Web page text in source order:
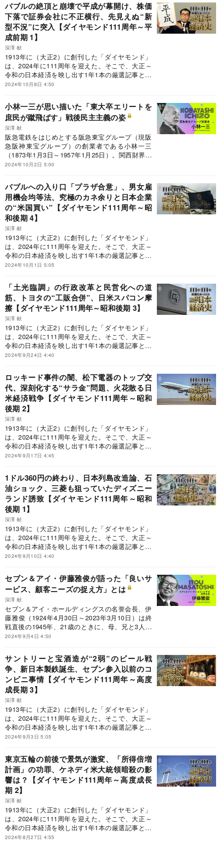
バブルの絶頂と崩壊で平成が幕開け、株価
下落で証券会社に不正横行、先見えぬ“新
型不況”に突入【ダイヤモンド111周年～平
成前期 1】
深澤 献
1913年に（大正2）に創刊した「ダイヤモンド」
は、2024年に111周年を迎えた。そこで、大正～
令和の日本経済を映し出す1年1本の厳選記事と、
その解説で激動の日本経済史をたどる「111年111
～92年までの4年間だ。
2024年10月8日 4:50
小林一三が思い描いた「東大卒エリートを
庶民が蹴飛ばす」戦後民主主義の姿
深澤 献
阪急電鉄をはじめとする阪急東宝グループ（現阪
急阪神東宝グループ）の創業者である小林一三
（1873年1月3日～1957年1月25日）。関西財界の
雄にして、戦時中には政界にも入り、商工大臣も
を設置し、小林を初代総裁および戦災復興担当の
国務大臣に任命したが、就任からわずか4カ月後
にGHQ（連合国軍最高司令官総司令部）によって
公職追放となった。
2024年10月2日 5:00
バブルへの入り口「プラザ合意」、男女雇
用機会均等法、究極のカネ余りと日本企業
の“米国買い”【ダイヤモンド111周年～昭
和後期 4】
深澤 献
1913年に（大正2）に創刊した「ダイヤモンド」
は、2024年に111周年を迎えた。そこで、大正～
令和の日本経済を映し出す1年1本の厳選記事と、
その解説で激動の日本経済史をたどる「111年111
～88年までの4年間だ。
2024年10月1日 5:05
「土光臨調」の行政改革と民営化への道
筋、トヨタの“工販合併”、日米スパコン摩
擦【ダイヤモンド111周年～昭和後期 3】
深澤 献
1913年に（大正2）に創刊した「ダイヤモンド」
は、2024年に111周年を迎えた。そこで、大正～
令和の日本経済を映し出す1年1本の厳選記事と、
その解説で激動の日本経済史をたどる「111年111
～84年までの4年間だ。
2024年9月24日 4:40
ロッキード事件の闇、松下電器のトップ交
代、深刻化する“サラ金”問題、火花散る日
米経済戦争【ダイヤモンド111周年～昭和
後期 2】
深澤 献
1913年に（大正2）に創刊した「ダイヤモンド」
は、2024年に111周年を迎えた。そこで、大正～
令和の日本経済を映し出す1年1本の厳選記事と、
その解説で激動の日本経済史をたどる「111年111
～80年までの5年間だ。
2024年9月17日 4:45
1ドル360円の終わり、日本列島改造論、石
油ショック、三菱も狙っていたディズニー
ランド誘致【ダイヤモンド111周年～昭和
後期 1】
深澤 献
1913年に（大正2）に創刊した「ダイヤモンド」
は、2024年に111周年を迎えた。そこで、大正～
令和の日本経済を映し出す1年1本の厳選記事と、
その解説で激動の日本経済史をたどる「111年111
～75年までの5年間だ。
2024年9月10日 4:40
セブン＆アイ・伊藤雅俊が語った「良いサ
ービス、顧客ニーズの捉え方」とは
深澤 献
セブン＆アイ・ホールディングスの名誉会長、伊
藤雅俊（1924年4月30日～2023年3月10日）は終
戦直後の1945年、21歳のときに、母、兄と3人で
東京・千住に軒下洋品店「羊華堂」を開いた。56
欧米で生まれたチェーンストア業態に学んだヨー
カ堂の店舗網を広げて成功する。同じく米国から
レストランチェーンのデニーズ、コンビニエンス
ストアのセブン-イレブンも日本に導入、展開し、
小売業として利益1位という地位を築いた。
2024年9月4日 4:50
サントリーと宝酒造が“2弱”のビール戦
争、新日本製鉄誕生、セブン参入以前のコ
ンビニ事情【ダイヤモンド111周年～高度
成長期 3】
深澤 献
1913年に（大正2）に創刊した「ダイヤモンド」
は、2024年に111周年を迎えた。そこで、大正～
令和の日本経済を映し出す1年1本の厳選記事と、
その解説で激動の日本経済史をたどる「111年111
1963～66年までの4年間だ。
2024年9月3日 5:05
東京五輪の前後で景気が激変、「所得倍増
計画」の功罪、ケネディ米大統領暗殺の影
響は？【ダイヤモンド111周年～高度成長
期 2】
深澤 献
1913年に（大正2）に創刊した「ダイヤモンド」
は、2024年に111周年を迎えた。そこで、大正～
令和の日本経済を映し出す1年1本の厳選記事と、
その解説で激動の日本経済史をたどる「111年111
2024年8月27日 4:55